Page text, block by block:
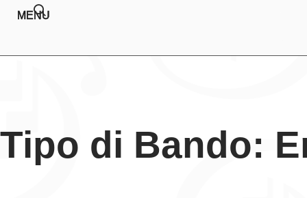
MENU
Tipo di Bando: